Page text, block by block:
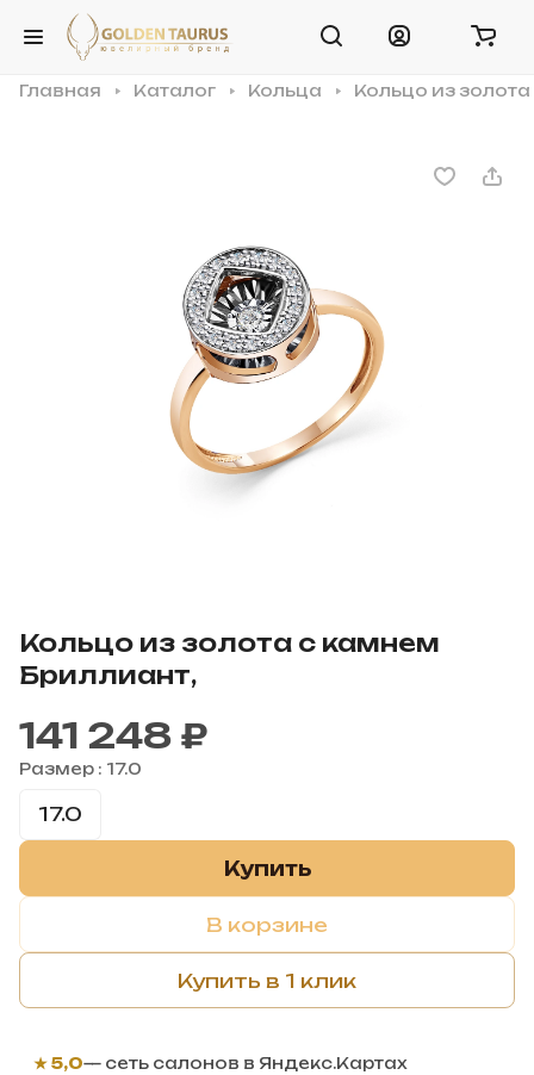
Главная Каталог Кольца Кольцо из
Кольцо из золота с камнем
Бриллиант,
141 248 ₽
Размер : 17.0
17.0
Купить
В корзине
Купить в 1 клик
★ 5,0— сеть салонов в Яндекс.Картах